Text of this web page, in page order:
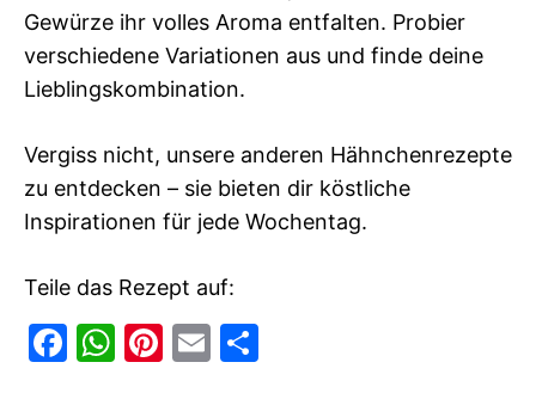
Gewürze ihr volles Aroma entfalten. Probier
verschiedene Variationen aus und finde deine
Lieblingskombination.
Vergiss nicht, unsere anderen Hähnchenrezepte
zu entdecken – sie bieten dir köstliche
Inspirationen für jede Wochentag.
Teile das Rezept auf:
F
W Pi E